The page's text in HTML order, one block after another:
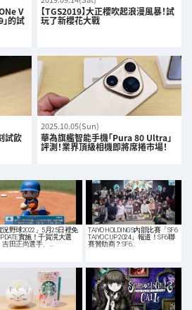
V
的試
【TGS2019】大正櫻吹起浪漫風暴！試
玩了新櫻花大戰
試飲
2025.10.05(Sun)
華為旗艦智能手機「Pura 80 Ultra」
評測！業界頂級相機即將席捲市場！
況野球2022」5月25日裡免
實施！千賀滉大選
吉田正尚選手、…
TAIYO HOLDINGS內部比賽「SF6
TAIYO CUP 2024」報道！SF6聯
賽贊助商？SF6…